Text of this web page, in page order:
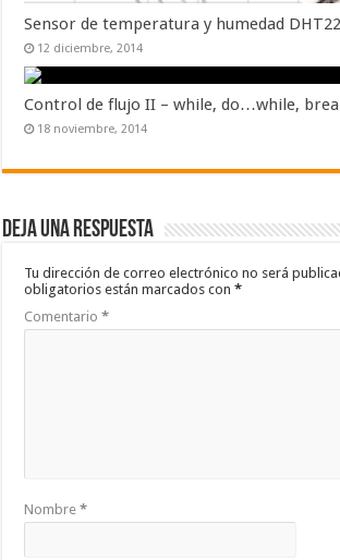
Sensor de temperatura y humedad
12 diciembre, 2014
Control de flujo II – while, do…while,
18 noviembre, 2014
Deja una respuesta
Tu dirección de correo electrónico no será
obligatorios están marcados con*
Comentario*
Nombre*